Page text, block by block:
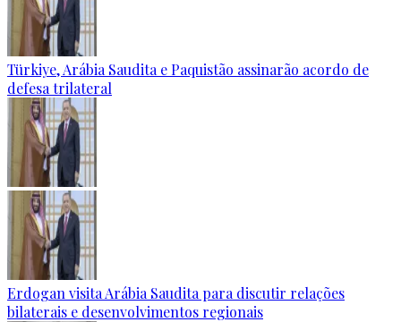
Türkiye, Arábia Saudita e Paquistão assinarão acordo de
defesa trilateral
Erdogan visita Arábia Saudita para discutir relações
bilaterais e desenvolvimentos regionais